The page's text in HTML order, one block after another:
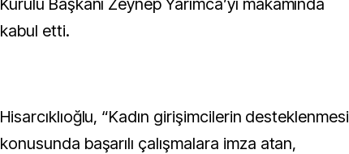
Kurulu Başkanı Zeynep Yarımca’yı makamında
kabul etti.
Hisarcıklıoğlu, “Kadın girişimcilerin desteklenmesi
konusunda başarılı çalışmalara imza atan,